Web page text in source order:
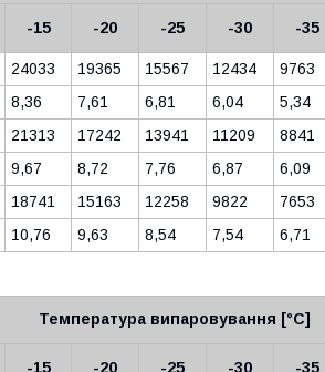
-15 -20 -25 -30 -35
24033 19365 15567 12434 9763
8,36 7,61 6,81 6,04 5,34
21313 17242 13941 11209 8841
9,67 8,72 7,76 6,87 6,09
18741 15163 12258 9822 7653
10,76 9,63 8,54 7,54 6,71
Температура випаровування [°C]
-15 -20 -25 -30 -35